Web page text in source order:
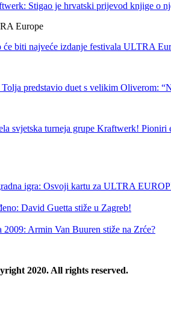
Stigao je hrvatski prijevod knjige o
će biti najveće izdanje festivala ULTRA
predstavio duet s velikim Oliverom:
svjetska turneja grupe Kraftwerk!
igra: Osvoji kartu za ULTRA
David Guetta stiže u Zagreb!
2009: Armin Van Buuren stiže na Zrće?
2020. All rights reserved.